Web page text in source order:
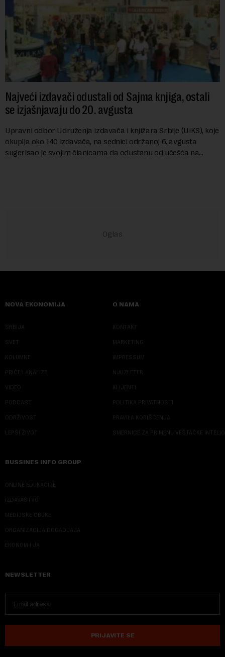
Najveći izdavači odustali od Sajma knjiga, ostali
se izjašnjavaju do 20. avgusta
Upravni odbor Udruženja izdavača i knjižara Srbije (UIKS), koje
okuplja oko 140 izdavača, na sednici održanoj 6. avgusta
sugerisao je svojim članicama da odustanu od učešća na
NOVA EKONOMIJA
SRBIJA
SVET
KOLUMNE
PRIČE I ANALIZE
VIDEO
PODCAST
ODRŽIVOST
LEPŠI ŽIVOT
O NAMA
KONTAKT
MARKETING
IMPRESSUM
NJUZLETER
KLIJENTI
POLITIKA PRIVATNOSTI
PRAVILA KORIŠĆENJA
SMERNICE ZA PRIMENU VEŠTAČKE
BUSSINES INFO GROUP
ONLINE EDUKACIJE
IZDAVAŠTVO
MEDIJSKE OBUKE
ORGANIZACIJA DOGADJAJA
EKONOM I JA
NEWSLETTER
PRIJAVITE SE